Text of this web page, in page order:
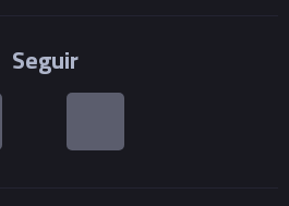
Seguir